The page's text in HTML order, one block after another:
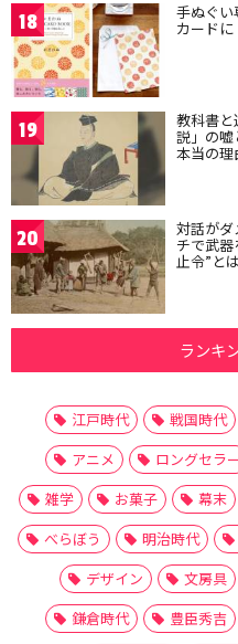
18 手ぬぐい
カードに
19 教科書
説」の嘘
本当の理
20 対話が
チで武
止令”と
ランキ
江戸時代 戦国時代
アニメ
ロングセラ
雑学
お菓子 幕末
べらぼう
明治時代
デザイン
文房具
鎌倉時代
豊臣秀吉